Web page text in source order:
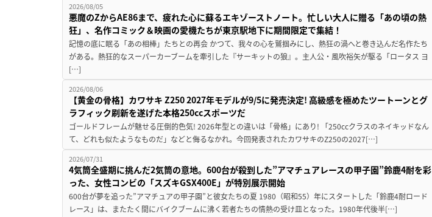
2026/08/05
悪魔のZからAE86まで、疲れた心に蘇るエキゾーストノート。忙しい大人に贈る「あの頃の熱
狂」、名作コミック＆映画の愛機たちが東京駅地下に期間限定で集結！
記憶の底に眠る「あの相棒」たちとの再会 かつて、我々の心を鷲掴みにし、熱狂の渦へと巻き込んだ名作たち
がある。熱狂的なスーパーカーブームを牽引した『サーキットの狼』。主人公・風吹裕矢が駆る「ロータス ヨ
[…]
2026/08/06
【黄金の骨格】カワサキ Z250 2027年モデルが9/5に発売決定! 高級感を極めたツートーンとグ
ラフィック刷新を遂げた本格250ccスポーツだ
ゴールドフレームが魅せる圧倒的色気! 2026年型との違いは「骨格」にあり! 「250ccクラスのネイキッドなん
て、どれも似たようなものだ」などと侮るなかれ。今回発表されたカワサキのZ250の2027[…]
2026/07/31
4気筒全盛期に挑んだ2気筒の意地。600台が殺到した”アマチュアレースの甲子園”鈴鹿4耐を彩
った、女性コンビの「スズキGSX400E」が特別展示開始
600台が夢を追った”アマチュアの甲子園”と彼女たちの夏 1980（昭和55）年にスタートした「鈴鹿4耐ロード
レース」は、またたく間にバイクブームに沸く若者たちの情熱の受け皿となった。1980年代後半[…]